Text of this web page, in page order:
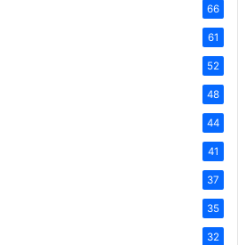
66
61
52
48
44
41
37
35
32